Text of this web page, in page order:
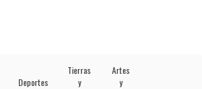
Deportes
Tierras
y
Artes
y